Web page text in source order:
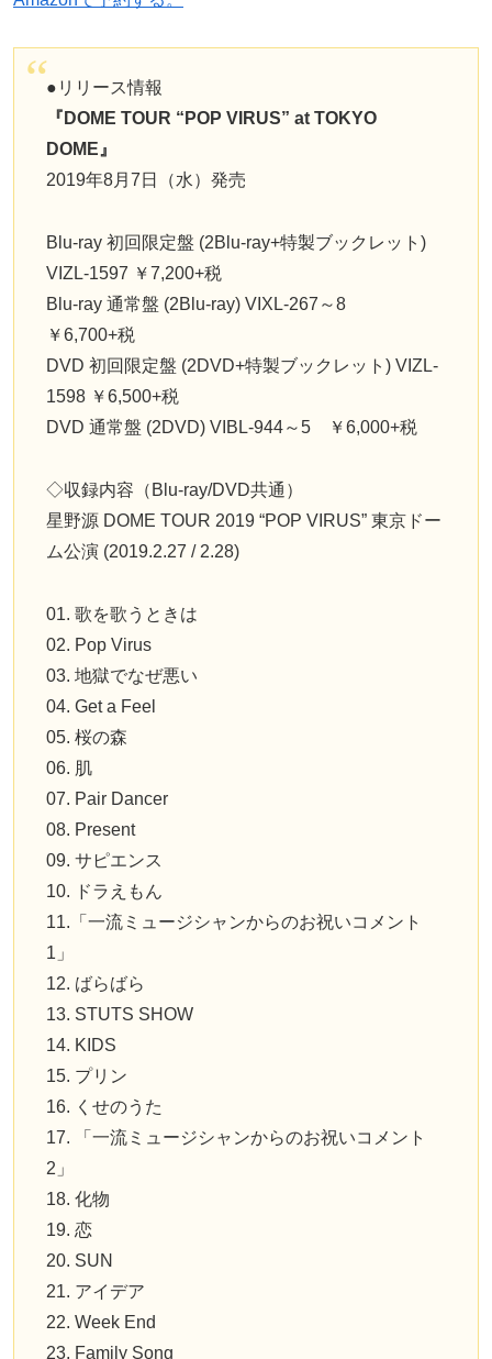
●リリース情報
『DOME TOUR “POP VIRUS” at TOKYO
DOME』
2019年8月7日（水）発売
Blu-ray 初回限定盤 (2Blu-ray+特製ブックレット)
VIZL-1597 ￥7,200+税
Blu-ray 通常盤 (2Blu-ray) VIXL-267～8
￥6,700+税
DVD 初回限定盤 (2DVD+特製ブックレット) VIZL-
1598 ￥6,500+税
DVD 通常盤 (2DVD) VIBL-944～5 ￥6,000+税
◇収録内容（Blu-ray/DVD共通）
星野源 DOME TOUR 2019 “POP VIRUS” 東京ドー
ム公演 (2019.2.27 / 2.28)
01. 歌を歌うときは
02. Pop Virus
03. 地獄でなぜ悪い
04. Get a Feel
05. 桜の森
06. 肌
07. Pair Dancer
08. Present
09. サピエンス
10. ドラえもん
11.「一流ミュージシャンからのお祝いコメント
1」
12. ばらばら
13. STUTS SHOW
14. KIDS
15. プリン
16. くせのうた
17. 「一流ミュージシャンからのお祝いコメント
2」
18. 化物
19. 恋
20. SUN
21. アイデア
22. Week End
23. Family Song